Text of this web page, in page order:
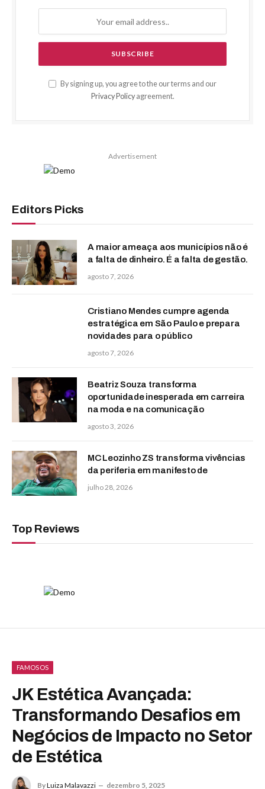
By signing up, you agree to the our terms and our
Privacy Policyagreement.
Advertisement
Editors Picks
A maior ameaça aos municípios não é
a falta de dinheiro. É a falta de gestão.
agosto 7, 2026
Cristiano Mendes cumpre agenda
estratégica em São Paulo e prepara
novidades para o público
agosto 7, 2026
Beatriz Souza transforma
oportunidade inesperada em carreira
na moda e na comunicação
agosto 3, 2026
MC Leozinho ZS transforma vivências
da periferia em manifesto de
julho 28, 2026
Top Reviews
FAMOSOS
JK Estética Avançada:
Transformando Desafios em
Negócios de Impacto no Setor
de Estética
ByLuiza Malavazzi dezembro 5, 2025